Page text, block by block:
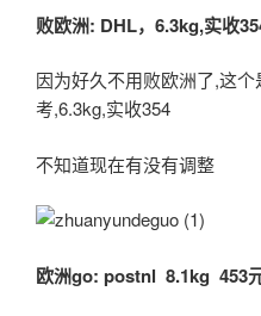
败欧洲: DHL，6.3kg,实收
因为好久不用败欧洲了,这
考,6.3kg,实收354
不知道现在有没有调整
欧洲go: postnl 8.1kg 453